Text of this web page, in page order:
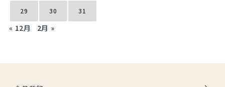
29 30 31
« 12月 2月 »